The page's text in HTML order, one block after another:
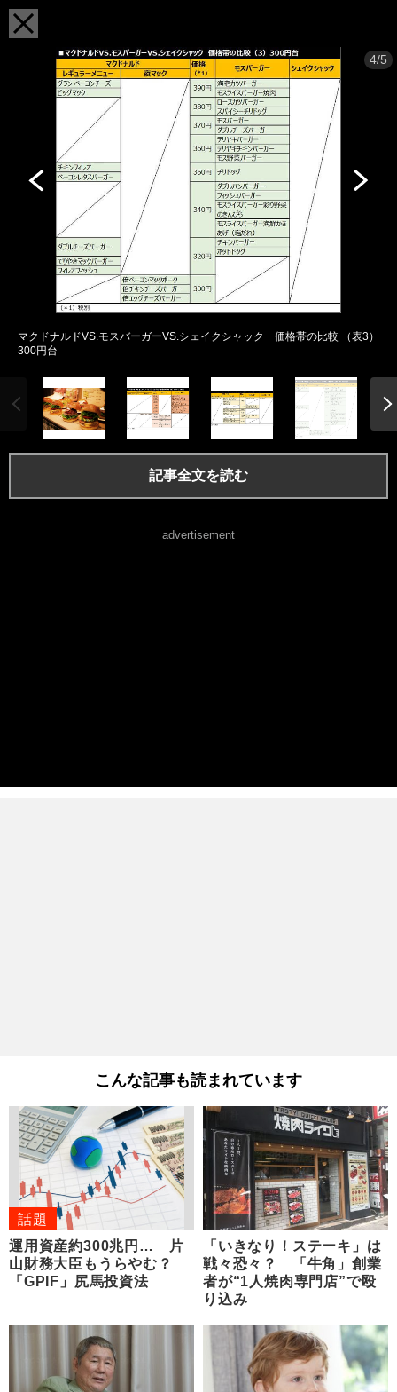
4/5
マクドナルドVS.モスバーガーVS.シェイクシャック 価格帯の比較 （表3）
300円台
記事全文を読む
advertisement
こんな記事も読まれています
話題
運用資産約300兆円… 片
山財務大臣もうらやむ？
「GPIF」尻馬投資法
「いきなり！ステーキ」は
戦々恐々？ 「牛角」創業
者が“1人焼肉専門店”で殴
り込み